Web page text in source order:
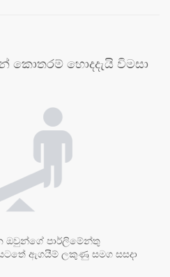
කොතරම් හොදදැයි විමසා
ඔවුන්ගේ පාර්ලිමේන්තු
ඇගයීම් ලකුණු සමග සසදා